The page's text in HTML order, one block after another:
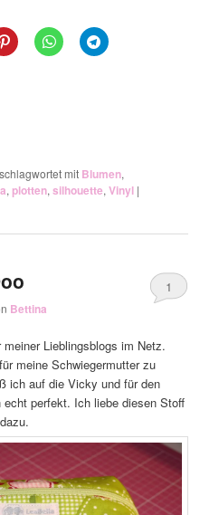
mit Blumen,
,plotten,silhouette,Vinyl |
Bettina
1
Lieblingsblogs im Netz.
meine Schwiegermutter zu
ich auf die Vicky und für den
perfekt. Ich liebe diesen Stoff